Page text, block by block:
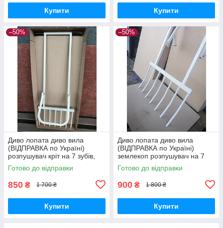
Купити Купити
–50%
Диво лопата диво вила
(ВІДПРАВКА по Україні)
розпушувач кріт на 7 зубів,
ПРЯМІ, ПОСИЛЕНІ
Готово до відправки
850 ₴ 1 700 ₴
Купити
–50%
Диво лопата диво вила
(ВІДПРАВКА по Україні)
землекоп розпушувач на 7
зубів, ЗАГНУТІ, ПОСИЛЕНІ
СР
Готово до відправки
900 ₴ 1 800 ₴
Купити